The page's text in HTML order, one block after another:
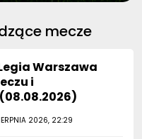
mecze
Warszawa
i
2026, 22:29